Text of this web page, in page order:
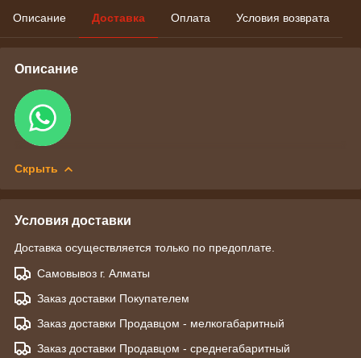
Описание Доставка Оплата Условия возврата
Описание
Скрыть
Условия доставки
Доставка осуществляется только по предоплате.
Самовывоз г. Алматы
Заказ доставки Покупателем
Заказ доставки Продавцом - мелкогабаритный
Заказ доставки Продавцом - среднегабаритный